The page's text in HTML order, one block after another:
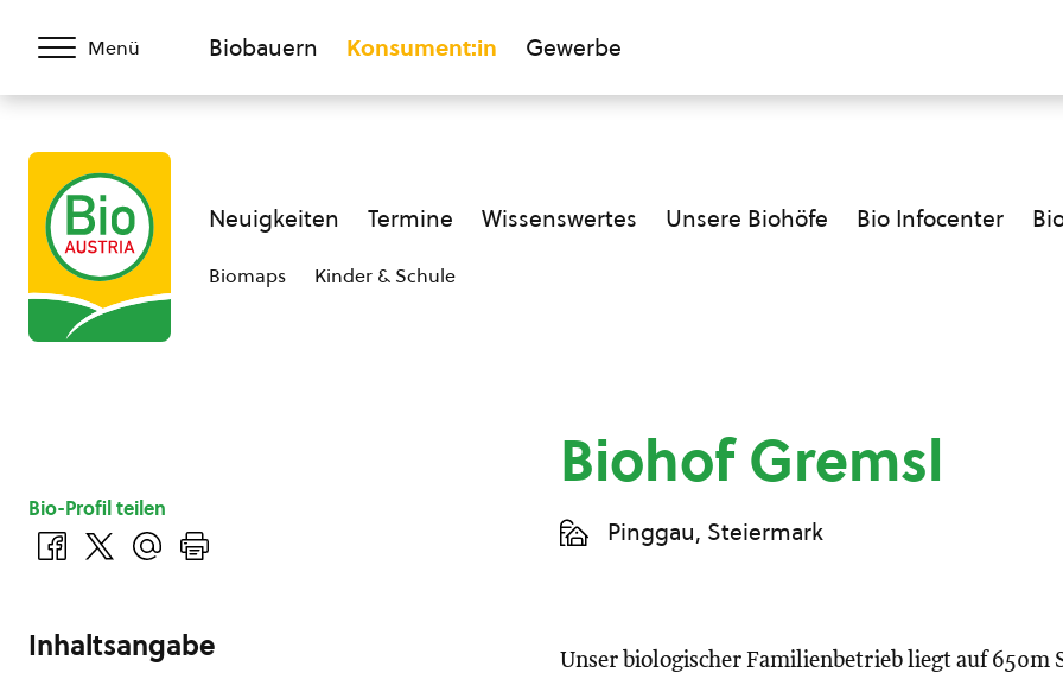
Menü Biobauern Konsument:in Gewerbe
Neuigkeiten Termine Wissenswertes Unsere Biohöfe Bio Infocenter
Biomaps Kinder & Schule
Biohof Gremsl
Pinggau, Steiermark
Unser biologischer Familienbetrieb liegt auf 650m
Bio-Profil teilen
Inhaltsangabe